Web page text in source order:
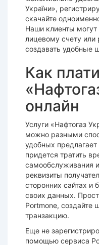
України»,
скачайте
Наши клиенты
лицевому счету или
создавать удобные
Как
онлайн
Услуги «Нафтогаз
можно разными
удобных
придется тратить
самообслуживания
реквизиты
сторонних сайтах и
своих данных.
Portmone, создайте
транзакцию.
Еще не
помощью сервиса